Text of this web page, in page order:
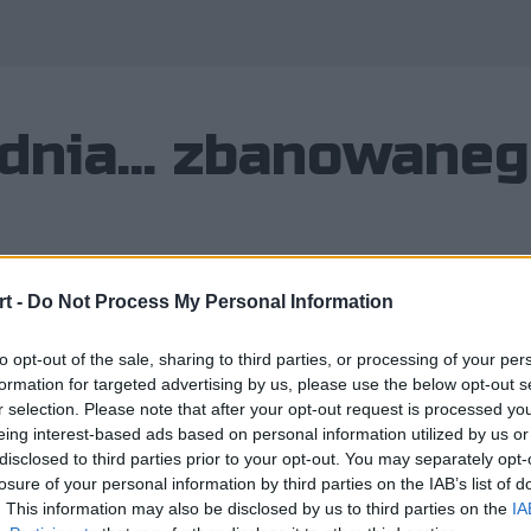
- Do Not Process My Personal Information
opt-out of the sale, sharing to third parties, or processing of your
for targeted advertising by us, please use the below opt-out
selection. Please note that after your opt-out request is processed
interest-based ads based on personal information utilized by us
to third parties prior to your opt-out. You may separately
of your personal information by third parties on the IAB’s list of
This information may also be disclosed by us to third parties on the
PGL Major Antwerp 2022 oraz ESL
CeX zdecydowali się
ich wybór okazał się dość...
na osobę dożywotnio zbanowaną